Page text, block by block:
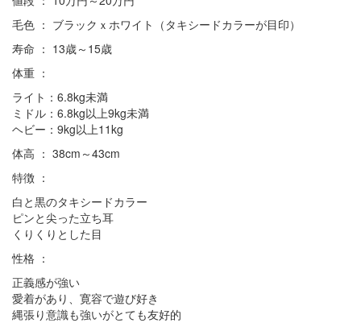
毛色 ： ブラックｘホワイト（タキシードカラーが目印）
寿命 ： 13歳～15歳
体重 ：
ライト：6.8kg未満
ミドル：6.8kg以上9kg未満
ヘビー：9kg以上11kg
体高 ： 38cm～43cm
特徴 ：
白と黒のタキシードカラー
ピンと尖った立ち耳
くりくりとした目
性格 ：
正義感が強い
愛着があり、寛容で遊び好き
縄張り意識も強いがとても友好的